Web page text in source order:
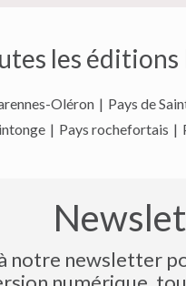
les
Oléron | Pays de
| Pays rochefortais |
notre newsletter